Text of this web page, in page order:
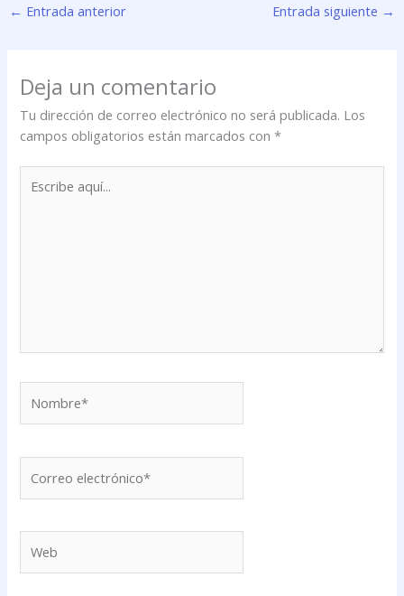
← Entrada anterior Entrada siguiente →
Deja un comentario
Tu dirección de correo electrónico no será publicada. Los
campos obligatorios están marcados con*
aquí...
electrónico*